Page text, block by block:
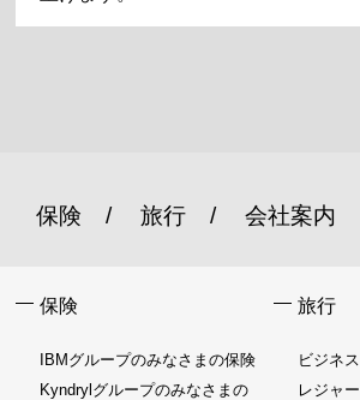
保険 旅行 会社案内
保険
IBMグループのみなさまの保険
Kyndrylグループのみなさまの
旅行
ビジネス
レジャー